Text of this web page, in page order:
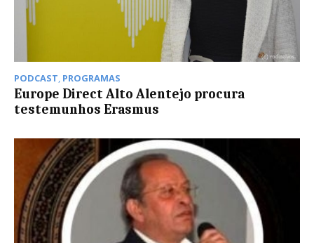
PODCAST, PROGRAMAS
Europe Direct Alto Alentejo procura
testemunhos Erasmus